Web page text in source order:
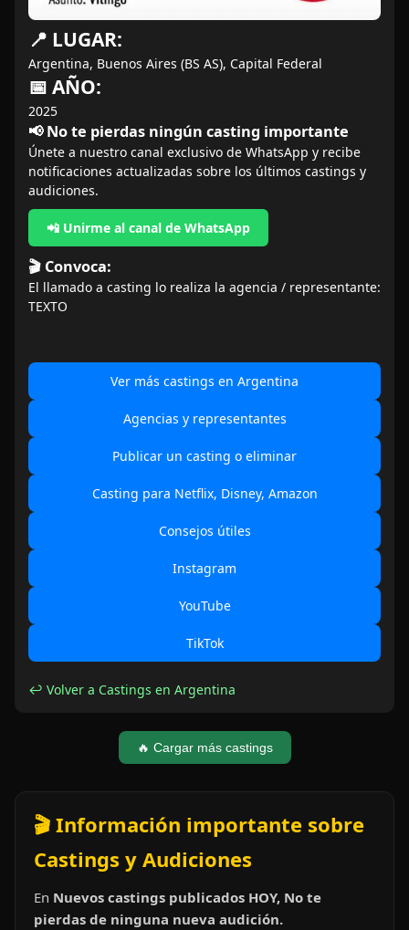
📍 LUGAR:
Argentina, Buenos Aires (BS AS), Capital Federal
📅 AÑO:
2025
📢 No te pierdas ningún casting importante
Únete a nuestro canal exclusivo de WhatsApp y recibe
notificaciones actualizadas sobre los últimos castings y
audiciones.
📲 Unirme al canal de WhatsApp
🎬 Convoca:
El llamado a casting lo realiza la agencia / representante:
TEXTO
Ver más castings en Argentina
Agencias y representantes
Publicar un casting o eliminar
Casting para Netflix, Disney, Amazon
Consejos útiles
Instagram
YouTube
TikTok
↩ Volver a Castings en Argentina
🔥 Cargar más castings
🎬 Información importante sobre
Castings y Audiciones
En Nuevos castings publicados HOY, No te
pierdas de ninguna nueva audición.